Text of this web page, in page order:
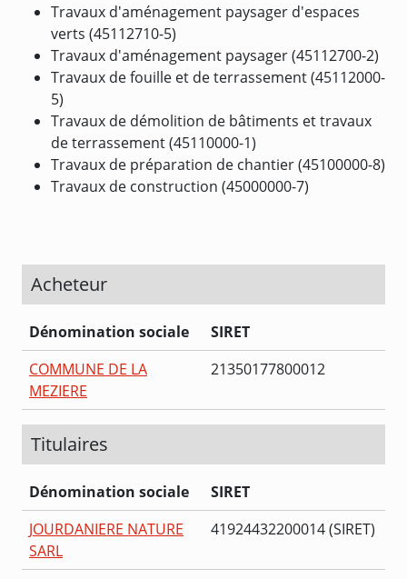
Travaux d'aménagement paysager d'espaces
verts (45112710-5)
Travaux d'aménagement paysager (45112700-2)
Travaux de fouille et de terrassement (45112000-
5)
Travaux de démolition de bâtiments et travaux
de terrassement (45110000-1)
Travaux de préparation de chantier (45100000-8)
Travaux de construction (45000000-7)
Acheteur
Dénomination sociale
SIRET
COMMUNE DE LA
MEZIERE
21350177800012
Titulaires
Dénomination sociale
SIRET
JOURDANIERE NATURE
SARL
41924432200014 (SIRET)